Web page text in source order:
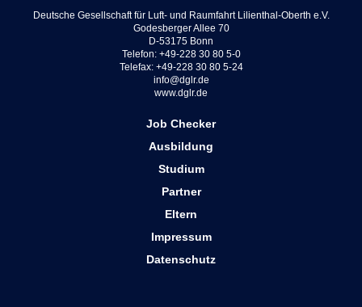
Deutsche Gesellschaft für Luft- und Raumfahrt Lilienthal-Oberth e.V.
Godesberger Allee 70
D-53175 Bonn
Telefon: +49-228 30 80 5-0
Telefax: +49-228 30 80 5-24
info@dglr.de
www.dglr.de
Job Checker
Ausbildung
Studium
Partner
Eltern
Impressum
Datenschutz